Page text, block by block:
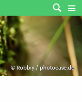
© Robbiy / photocase.de